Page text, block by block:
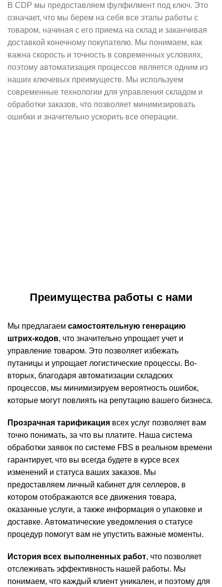
В CDP мы предоставляем фулфилмент под ключ. Это
означает, что мы берем на себя все этапы работы с
товаром, начиная с его приема на склад и заканчивая
доставкой конечному покупателю. Мы понимаем, как
важна скорость и точность в современных условиях,
поэтому автоматизация процессов является одним из
наших ключевых преимуществ. Мы используем
современные технологии для управления складом и
обработки заказов, что позволяет минимизировать
ошибки и значительно ускорить все операции.
Преимущества работы с нами
Мы предлагаем самостоятельную генерацию
штрих-кодов, что значительно упрощает учет и
управление товаром. Это позволяет избежать
путаницы и упрощает логистические процессы. Во-
вторых, благодаря автоматизации складских
процессов, мы минимизируем вероятность ошибок,
которые могут повлиять на репутацию вашего бизнеса.
Прозрачная тарификация всех услуг позволяет вам
точно понимать, за что вы платите. Наша система
обработки заявок по системе FBS в реальном времени
гарантирует, что вы всегда будете в курсе всех
изменений и статуса ваших заказов. Мы
предоставляем личный кабинет для селлеров, в
котором отображаются все движения товара,
оказанные услуги, а также информация о упаковке и
доставке. Автоматические уведомления о статусе
процедур помогут вам не упустить важные моменты.
История всех выполненных работ, что позволяет
отслеживать эффективность нашей работы. Мы
понимаем, что каждый клиент уникален, и поэтому для